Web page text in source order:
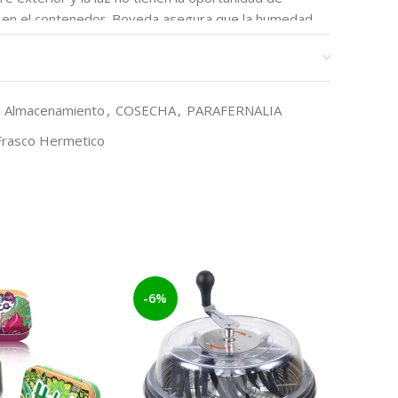
el contenedor. Boveda asegura que la humedad
de forma continua.
Almacenamiento , COSECHA, PARAFERNALIA
Hermetico
-6%